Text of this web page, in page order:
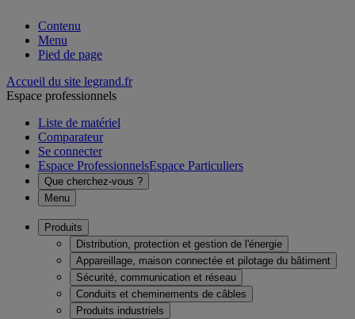
Contenu
Menu
Pied de page
Accueil du site legrand.fr
Espace professionnels
Liste de matériel
Comparateur
Se connecter
Espace ProfessionnelsEspace Particuliers
Que cherchez-vous ?
Menu
Produits
Distribution, protection et gestion de l'énergie
Appareillage, maison connectée et pilotage du bâtiment
Sécurité, communication et réseau
Conduits et cheminements de câbles
Produits industriels